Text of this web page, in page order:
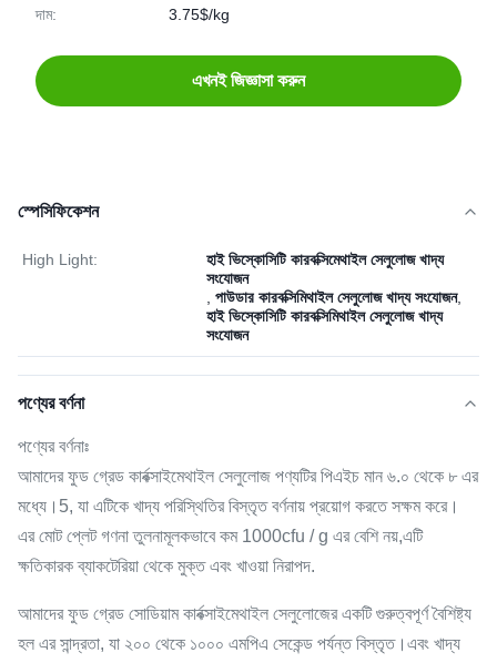
দাম: 3.75$/kg
এখনই জিজ্ঞাসা করুন
স্পেসিফিকেশন
High Light:
হাই ভিস্কোসিটি কারবক্সিমেথাইল সেলুলোজ খাদ্য
সংযোজন
পাউডার কারবক্সিমিথাইল সেলুলোজ খাদ্য সংযোজন,
হাই ভিস্কোসিটি কারবক্সিমিথাইল সেলুলোজ খাদ্য
সংযোজন
পণ্যের বর্ণনা
পণ্যের বর্ণনাঃ
আমাদের ফুড গ্রেড কার্বক্সাইমেথাইল সেলুলোজ পণ্যটির পিএইচ মান ৬.০ থেকে ৮ এর
মধ্যে।5, যা এটিকে খাদ্য পরিস্থিতির বিস্তৃত বর্ণনায় প্রয়োগ করতে সক্ষম করে।
এর মোট প্লেট গণনা তুলনামূলকভাবে কম 1000cfu / g এর বেশি নয়,এটি
ক্ষতিকারক ব্যাকটেরিয়া থেকে মুক্ত এবং খাওয়া নিরাপদ.
আমাদের ফুড গ্রেড সোডিয়াম কার্বক্সাইমেথাইল সেলুলোজের একটি গুরুত্বপূর্ণ বৈশিষ্ট্য
হল এর সান্দ্রতা, যা ২০০ থেকে ১০০০ এমপিএ সেকেন্ড পর্যন্ত বিস্তৃত।এবং খাদ্য